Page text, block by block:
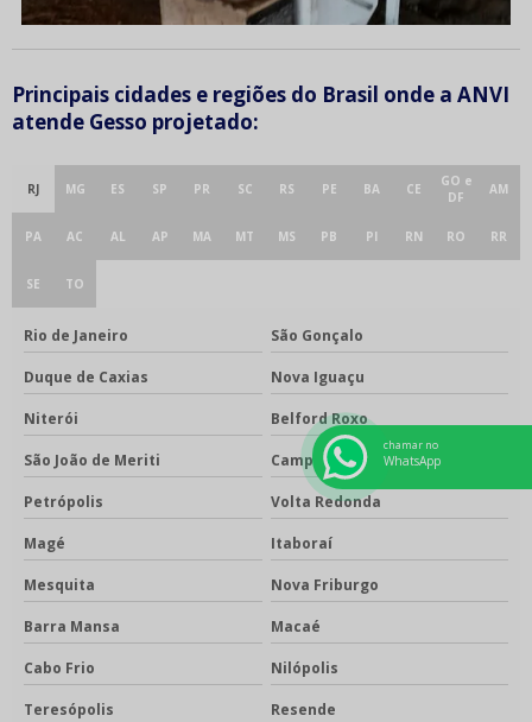
Principais cidades e regiões do Brasil onde a ANVI
atende Gesso projetado:
RJ MG ES SP PR SC RS PE BA CE
GO e
DF
AM
PA AC AL AP MA MT MS PB PI RN RO RR
SE TO
Rio de Janeiro São Gonçalo
Duque de Caxias Nova Iguaçu
Niterói Belford Roxo
São João de Meriti Campos dos Goytacazes
Petrópolis Volta Redonda
Magé Itaboraí
Mesquita Nova Friburgo
Barra Mansa Macaé
Cabo Frio Nilópolis
Teresópolis Resende
chamar no
WhatsApp